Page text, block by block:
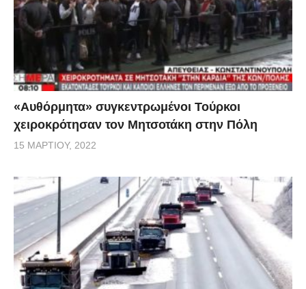
«Αυθόρμητα» συγκεντρωμένοι Τούρκοι
χειροκρότησαν τον Μητσοτάκη στην Πόλη
15 ΜΑΡΤΊΟΥ, 2022